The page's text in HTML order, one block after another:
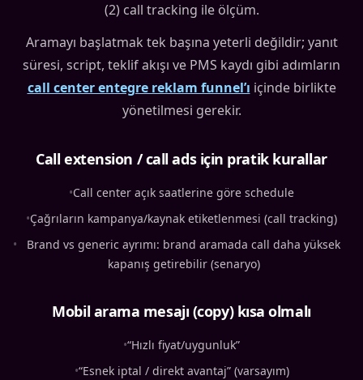
(2) call tracking ile ölçüm.
Aramayı başlatmak tek başına yeterli değildir; yanıt
süresi, script, teklif akışı ve PMS kaydı gibi adımların
call center entegre reklam funnel’ı içinde birlikte
yönetilmesi gerekir.
Call extension / call ads için pratik kurallar
•Call center açık saatlerine göre schedule
•Çağrıların kampanya/kaynak etiketlenmesi (call tracking)
•
Brand vs generic ayrımı: brand aramada call daha yüksek
kapanış getirebilir (senaryo)
Mobil arama mesajı (copy) kısa olmalı
•“Hızlı fiyat/uygunluk”
•“Esnek iptal / direkt avantaj” (varsayım)